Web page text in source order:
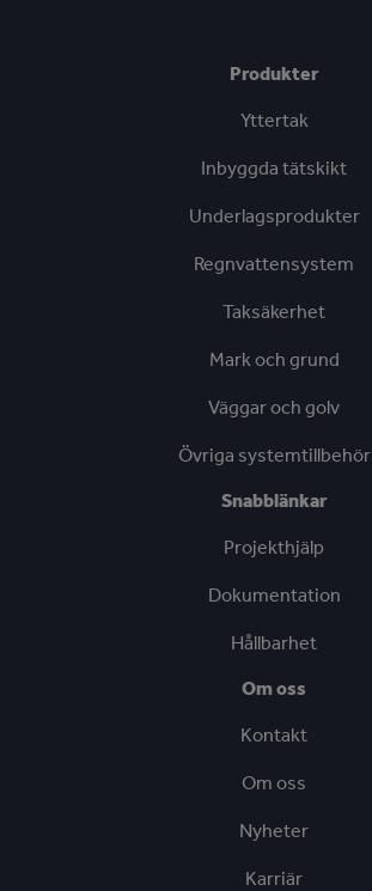
Produkter
Yttertak
Inbyggda tätskikt
Underlagsprodukter
Regnvattensystem
Taksäkerhet
Mark och grund
Väggar och golv
Övriga systemtillbehör
Snabblänkar
Projekthjälp
Dokumentation
Hållbarhet
Om oss
Kontakt
Om oss
Nyheter
Karriär